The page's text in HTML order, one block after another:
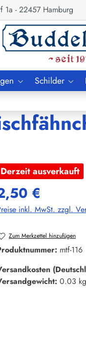
1a - 22457 Hamburg
Schilder
Derzeit ausverkauft
€
inkl. MwSt. zzgl.
Zum Merkzettel hinzufügen
mtf-116
0.03 kg